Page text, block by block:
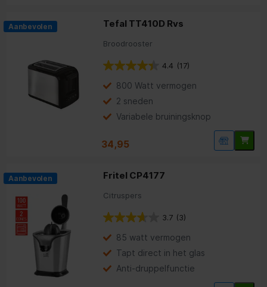
Aanbevolen Tefal TT410D Rvs
Broodrooster
4.4 (17)
800 Watt vermogen
2 sneden
Variabele bruiningsknop
34,95
Aanbevolen Fritel CP4177
Citruspers
3.7 (3)
85 watt vermogen
Tapt direct in het glas
Anti-druppelfunctie